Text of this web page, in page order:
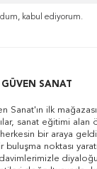
kabul ediyorum.
GÜVEN SANAT
Sanat'ın ilk mağazası
sanat eğitimi alan
bir araya
noktası